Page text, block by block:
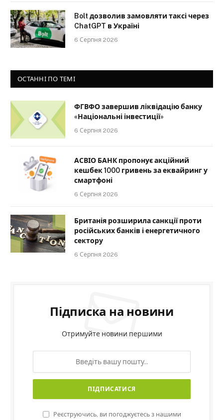
Bolt дозволив замовляти таксі через
ChatGPT в Україні
6 Серпня 2026
ОСТАННІ ПО ТЕМІ
ФГВФО завершив ліквідацію банку
«Національні інвестиції»
6 Серпня 2026
АСВІО БАНК пропонує акційний
кешбек 1000 гривень за еквайринг у
смартфоні
6 Серпня 2026
Британія розширила санкції проти
російських банків і енергетичного
сектору
6 Серпня 2026
Підписка на новини
Отримуйте новини першими
Реєструючись, ви погоджуєтесь з нашими